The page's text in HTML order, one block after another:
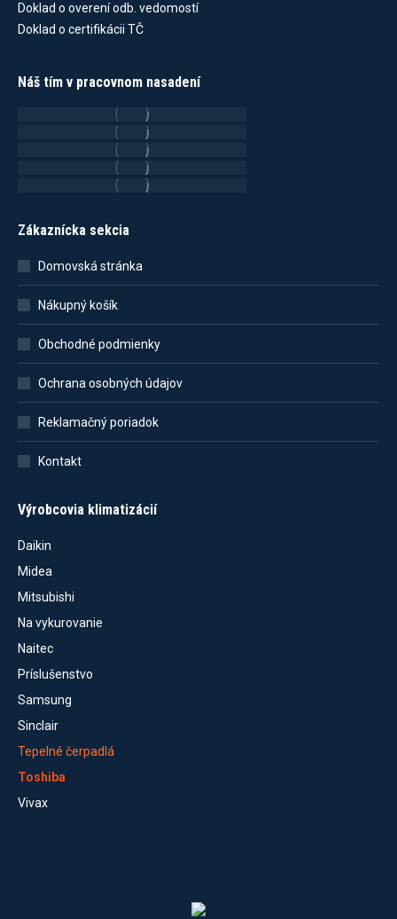
Doklad o overení odb. vedomostí
Doklad o certifikácii TČ
Náš tím v pracovnom nasadení
Zákaznícka sekcia
Domovská stránka
Nákupný košík
Obchodné podmienky
Ochrana osobných údajov
Reklamačný poriadok
Kontakt
Výrobcovia klimatizácií
Daikin
Midea
Mitsubishi
Na vykurovanie
Naitec
Príslušenstvo
Samsung
Sinclair
Tepelné čerpadlá
Toshiba
Vivax